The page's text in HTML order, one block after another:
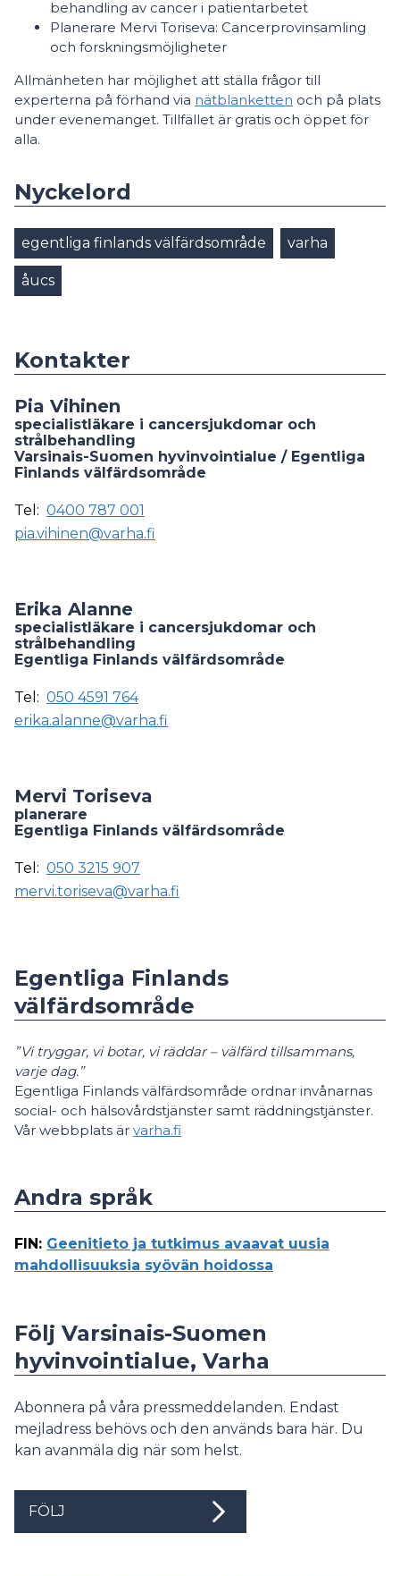
behandling av cancer i patientarbetet
Planerare Mervi Toriseva: Cancerprovinsamling
och forskningsmöjligheter
Allmänheten har möjlighet att ställa frågor till
experterna på förhand via nätblanketten och på plats
under evenemanget. Tillfället är gratis och öppet för
alla.
Nyckelord
egentliga finlands välfärdsområde varha
åucs
Kontakter
Pia Vihinen
specialistläkare i cancersjukdomar och
strålbehandling
Varsinais-Suomen hyvinvointialue / Egentliga
Finlands välfärdsområde
Tel: 0400 787 001
pia.vihinen@varha.fi
Erika Alanne
specialistläkare i cancersjukdomar och
strålbehandling
Egentliga Finlands välfärdsområde
Tel: 050 4591 764
erika.alanne@varha.fi
Mervi Toriseva
planerare
Egentliga Finlands välfärdsområde
Tel: 050 3215 907
mervi.toriseva@varha.fi
Egentliga Finlands
välfärdsområde
”Vi tryggar, vi botar, vi räddar – välfärd tillsammans,
varje dag.”
Egentliga Finlands välfärdsområde ordnar invånarnas
social- och hälsovårdstjänster samt räddningstjänster.
Vår webbplats är varha.fi
Andra språk
FIN : Geenitieto ja tutkimus avaavat uusia
mahdollisuuksia syövän hoidossa
Följ Varsinais-Suomen
hyvinvointialue, Varha
Abonnera på våra pressmeddelanden. Endast
mejladress behövs och den används bara här. Du
kan avanmäla dig när som helst.
FÖLJ